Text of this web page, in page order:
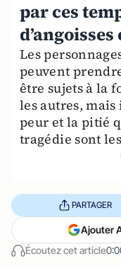
par ces
Les
peuvent
être sujets à la
les autres,
peur et la pitié
tragédie sont
Écoutez cet article
PARTAGER
Ajouter